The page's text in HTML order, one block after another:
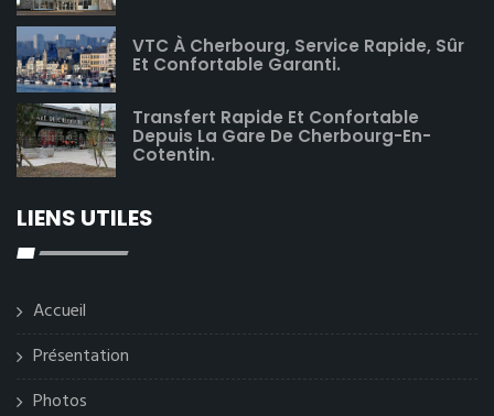
VTC À Cherbourg, Service Rapide, Sûr
Et Confortable Garanti.
Transfert Rapide Et Confortable
Depuis La Gare De Cherbourg-En-
Cotentin.
LIENS UTILES
Accueil
Présentation
Photos